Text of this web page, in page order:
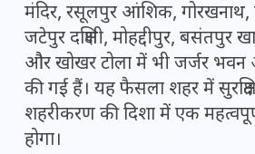
मंदिर, रसूलपुर आंशिक, गोरखनाथ,
जटेपुर दक्षिणी, मोहद्दीपुर,
और खोखर टोला में भी जर्जर भवन
की गई हैं। यह फैसला शहर में
शहरीकरण की दिशा में एक
होगा।